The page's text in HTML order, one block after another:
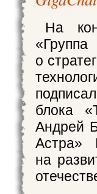
На
о
блока
Андрей
Астра»
на